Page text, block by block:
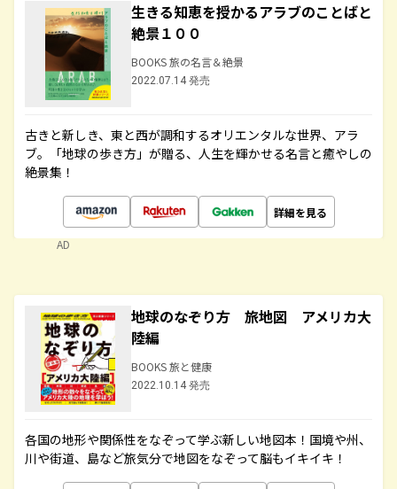
生きる知恵を授かるアラブのことばと
絶景１００
BOOKS 旅の名言＆絶景
2022.07.14 発売
古きと新しき、東と西が調和するオリエンタルな世界、アラ
ブ。「地球の歩き方」が贈る、人生を輝かせる名言と癒やしの
絶景集！
詳細を見る
AD
地球のなぞり方 旅地図 アメリカ大
陸編
BOOKS 旅と健康
2022.10.14 発売
各国の地形や関係性をなぞって学ぶ新しい地図本！国境や州、
川や街道、島など旅気分で地図をなぞって脳もイキイキ！